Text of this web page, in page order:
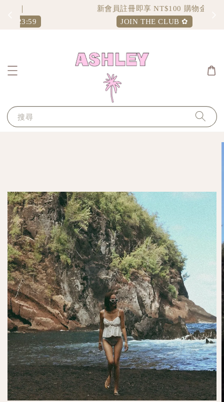
新會員註冊即享 NT$100 購物金
JOIN THE CLUB ✿
搜尋